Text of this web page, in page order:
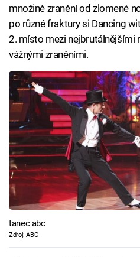
množině zranění od zlomené
po různé fraktury si Dancing
2. místo mezi nejbrutálnějšími
vážnými zraněními.
tanec abc
Zdroj: ABC